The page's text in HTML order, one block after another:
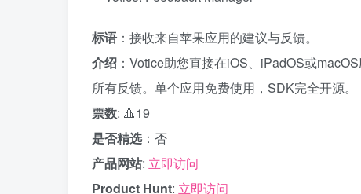
标语 ：接收来自苹果应用的建议与反馈。
介绍 ：Votice助您直接在iOS、iPadOS或
所有反馈。单个应用免费使用，SDK完全开源。
票数: 🔺19
是否精选：否
产品网站: 立即访问
Product Hunt: 立即访问